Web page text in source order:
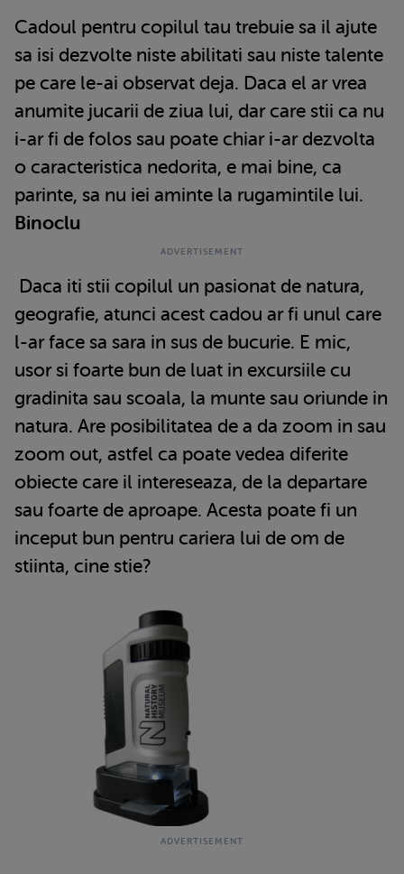
Cadoul pentru copilul tau trebuie sa il ajute
sa isi dezvolte niste abilitati sau niste talente
pe care le-ai observat deja. Daca el ar vrea
anumite jucarii de ziua lui, dar care stii ca nu
i-ar fi de folos sau poate chiar i-ar dezvolta
o caracteristica nedorita, e mai bine, ca
parinte, sa nu iei aminte la rugamintile lui.
Binoclu
Daca iti stii copilul un pasionat de natura,
geografie, atunci acest cadou ar fi unul care
l-ar face sa sara in sus de bucurie. E mic,
usor si foarte bun de luat in excursiile cu
gradinita sau scoala, la munte sau oriunde in
natura. Are posibilitatea de a da zoom in sau
zoom out, astfel ca poate vedea diferite
obiecte care il intereseaza, de la departare
sau foarte de aproape. Acesta poate fi un
inceput bun pentru cariera lui de om de
stiinta, cine stie?